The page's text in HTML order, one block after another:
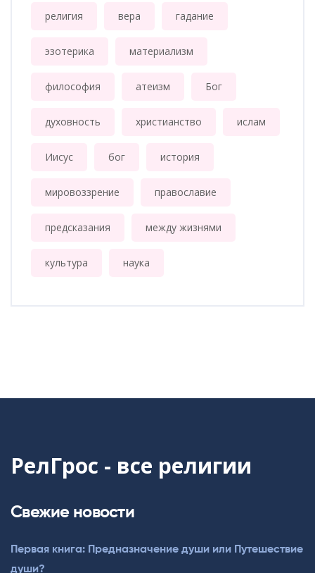
религия вера гадание
эзотерика материализм
философия атеизм Бог
духовность христианство ислам
Иисус бог история
мировоззрение православие
предсказания между жизнями
культура наука
РелГрос - все религии
Свежие новости
Первая книга: Предназначение души или Путешествие
души?